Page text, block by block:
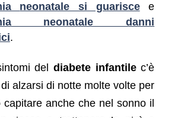
neonatale si guariscee
neonatale danni
.
del diabete infantilec’è
alzarsi di notte molte volte per
capitare anche che nel sonno il